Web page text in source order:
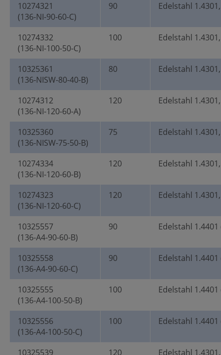
10274321
(136-NI-90-60-C)
90 Edelstahl
10274332
(136-NI-100-50-C)
100 Edelstahl
10325361
(136-NISW-80-40-B)
80 Edelstahl
10274312
(136-NI-120-60-A)
120 Edelstahl
10325360
(136-NISW-75-50-B)
75 Edelstahl
10274334
(136-NI-120-60-B)
120 Edelstahl
10274323
(136-NI-120-60-C)
120 Edelstahl
10325557
(136-A4-90-60-B)
90 Edelstahl 1.4401
10325558
(136-A4-90-60-C)
90 Edelstahl 1.4401
10325555
(136-A4-100-50-B)
100 Edelstahl 1.4401
10325556
(136-A4-100-50-C)
100 Edelstahl 1.4401
10325539
120 Edelstahl